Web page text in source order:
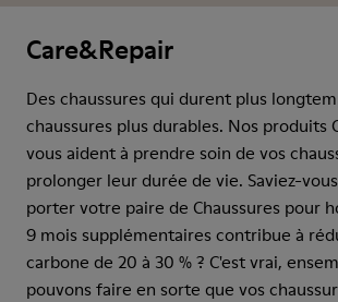
Care&Repair
Des chaussures qui durent plus
chaussures plus durables. Nos produits
vous aident à prendre soin de vos
prolonger leur durée de vie. Saviez-
porter votre paire de Chaussures pour
9 mois supplémentaires contribue à
carbone de 20 à 30 % ? C'est vrai,
pouvons faire en sorte que vos